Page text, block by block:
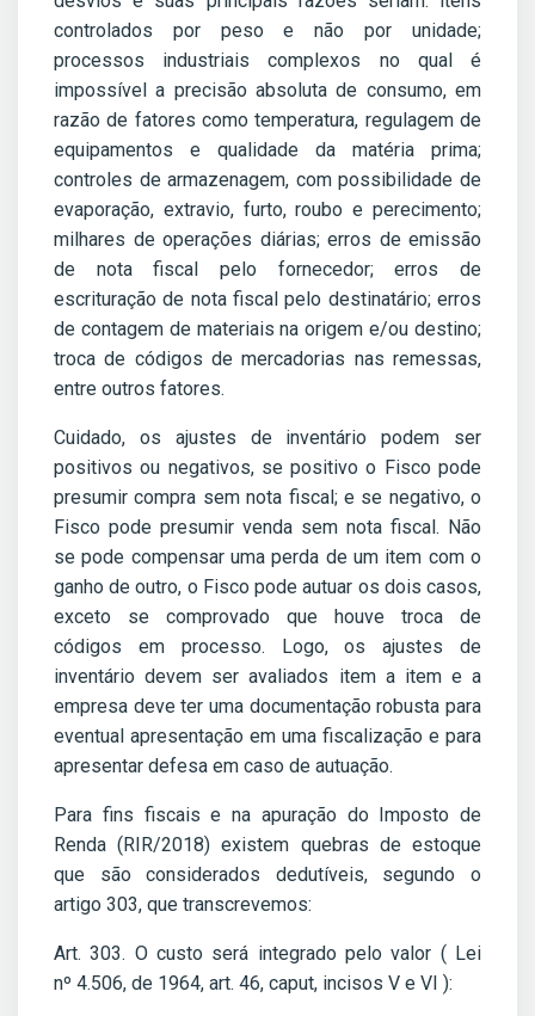
controlados por peso e não por unidade;
processos industriais complexos no qual é
impossível a precisão absoluta de consumo, em
razão de fatores como temperatura, regulagem de
equipamentos e qualidade da matéria prima;
controles de armazenagem, com possibilidade de
evaporação, extravio, furto, roubo e perecimento;
milhares de operações diárias; erros de emissão
de nota fiscal pelo fornecedor; erros de
escrituração de nota fiscal pelo destinatário; erros
de contagem de materiais na origem e/ou destino;
troca de códigos de mercadorias nas remessas,
entre outros fatores.
Cuidado, os ajustes de inventário podem ser
positivos ou negativos, se positivo o Fisco pode
presumir compra sem nota fiscal; e se negativo, o
Fisco pode presumir venda sem nota fiscal. Não
se pode compensar uma perda de um item com o
ganho de outro, o Fisco pode autuar os dois casos,
exceto se comprovado que houve troca de
códigos em processo. Logo, os ajustes de
inventário devem ser avaliados item a item e a
empresa deve ter uma documentação robusta para
eventual apresentação em uma fiscalização e para
apresentar defesa em caso de autuação.
Para fins fiscais e na apuração do Imposto de
Renda (RIR/2018) existem quebras de estoque
que são considerados dedutíveis, segundo o
artigo 303, que transcrevemos:
Art. 303. O custo será integrado pelo valor ( Lei
nº 4.506, de 1964, art. 46, caput, incisos V e VI ):